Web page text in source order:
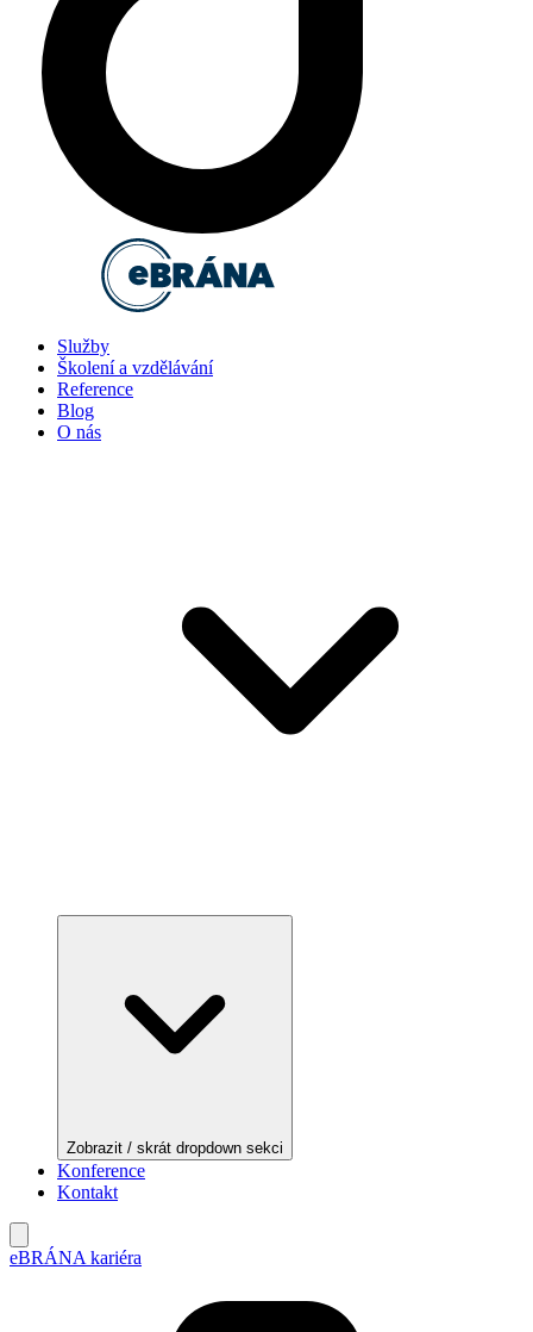
Služby
Školení a vzdělávání
Reference
Blog
O nás
Zobrazit / skrát dropdown sekci
Konference
Kontakt
eBRÁNA kariéra